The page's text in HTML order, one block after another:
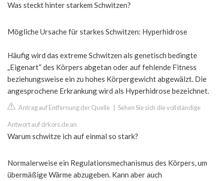
Was steckt hinter starkem Schwitzen?
Mögliche Ursache für starkes Schwitzen: Hyperhidrose
Häufig wird das extreme Schwitzen als genetisch bedingte
„Eigenart“ des Körpers abgetan oder auf fehlende Fitness
beziehungsweise ein zu hohes Körpergewicht abgewälzt. Die
angesprochene Erkrankung wird als Hyperhidrose bezeichnet.
Antrag auf Entfernung der Quelle Sehen Sie sich die vollständige
Antwort auf drkors.de an
Warum schwitze ich auf einmal so stark?
Normalerweise ein Regulationsmechanismus des Körpers, um
übermäßige Wärme abzugeben. Kann aber auch